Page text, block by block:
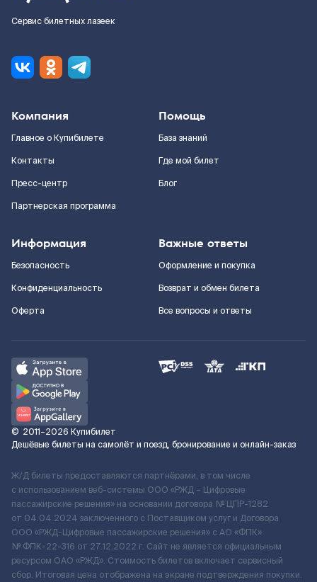
Сервис билетных лазеек
Компания
Главное о Купибилете
Контакты
Пресс-центр
Партнерская программа
Помощь
База знаний
Где мой билет
Блог
Информация
Безопасность
Конфиденциальность
Оферта
Важные ответы
Оформление и покупка
Возврат и обмен билета
Все вопросы и ответы
© 2011–2026 Купибилет
Дешёвые билеты на самолёт и поезд, бронирование и онлайн-заказ
Ж/Д билеты предоставляются партнёрами, в том числе
с использованием веб-системы ООО «РЖД – Цифровые
пассажирские решения» на основании договора № ЦПР-1282
от 04.04.2024 заключенного с Поставщиком услуг и Договора
ООО «РЖД-Цифровые пассажирские решения» c АО «ФПК»
№ ФПК-22-316 от 27.12.2022 г. Сайт не является официальным
ресурсом ОАО «РЖД». Стоимость билетов включает сервисный
сбор. Итоговая цена отображена на экране подтверждения покупки.